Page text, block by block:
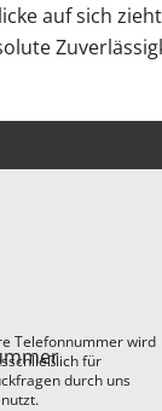
auf sich
Telefonnummer wird
für
durch uns